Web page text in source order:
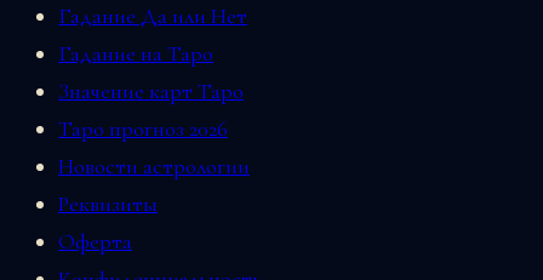
Гадание Да или Нет
Гадание на Таро
Значение карт Таро
Таро прогноз 2026
Новости астрологии
Реквизиты
Оферта